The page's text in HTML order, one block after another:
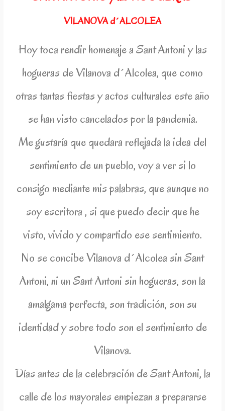
VILANOVA d´ALCOLEA
Hoy toca rendir homenaje a Sant Antoni y las
hogueras de Vilanova d´Alcolea, que como
otras tantas fiestas y actos culturales este año
se han visto cancelados por la pandemia.
Me gustaría que quedara reflejada la idea del
sentimiento de un pueblo, voy a ver si lo
consigo mediante mis palabras, que aunque no
soy escritora , si que puedo decir que he
visto, vivido y compartido ese sentimiento.
No se concibe Vilanova d´Alcolea sin Sant
Antoni, ni un Sant Antoni sin hogueras, son la
amalgama perfecta, son tradición, son su
identidad y sobre todo son el sentimiento de
Vilanova.
Días antes de la celebración de Sant Antoni, la
calle de los mayorales empiezan a prepararse